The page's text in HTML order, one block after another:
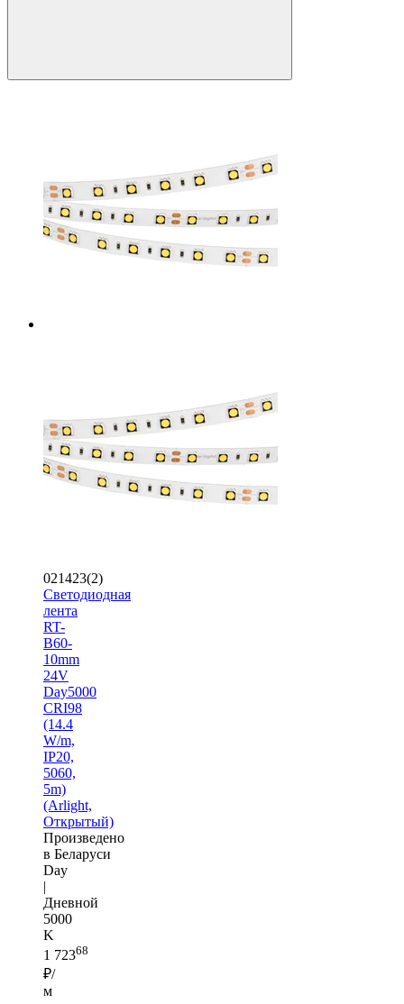
021423(2)
Светодиодная
лента
RT-
B60-
10mm
24V
Day5000
CRI98
(14.4
W/m,
IP20,
5060,
5m)
(Arlight,
Открытый)
Произведено
в Беларуси
Day
|
Дневной
5000
K
1 72368
₽/
м